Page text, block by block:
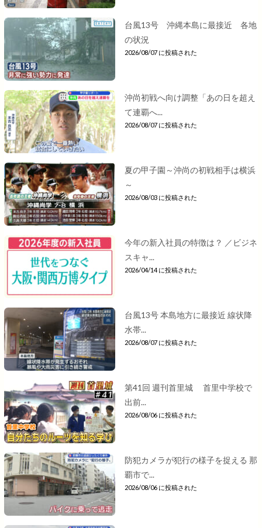
台風13号 沖縄本島に最接近 各地
の状況
2026/08/07 に投稿された
沖尚初戦へ向け調整「あの日を超え
て連覇へ...
2026/08/07 に投稿された
夏の甲子園～沖尚の初戦相手は横浜
～
2026/08/03 に投稿された
今年の新入社員の特徴は？ ／ビジネ
スキャ...
2026/04/14 に投稿された
台風13号 本島地方に最接近 線状降
水帯...
2026/08/07 に投稿された
第41回 週刊首里城 首里中学校で
出前...
2026/08/06 に投稿された
防犯カメラが犯行の様子を捉える 那
覇市で...
2026/08/06 に投稿された